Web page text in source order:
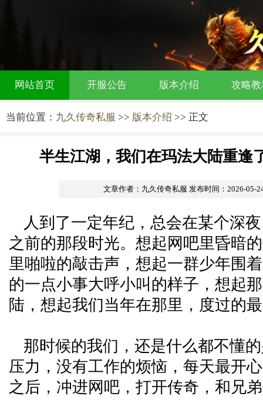
网站首页 开服公告 版本介绍 攻略
当前位置： 九久传奇私服 >> 版本介绍 >> 正文
半生江湖，我们在玛法大陆重逢
文章作者：九久传奇私服 发布时间：2026-05-
人到了一定年纪，总会在某个深
之前的那段时光。想起网吧里昏暗
里啪啦的敲击声，想起一群少年围
的一点小事大呼小叫的样子，想起
陆，想起我们当年在那里，度过的
那时候的我们，还是什么都不懂
压力，没有工作的烦恼，每天最开
之后，冲进网吧，打开传奇，和兄